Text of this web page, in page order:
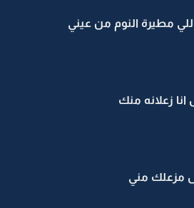
مطيرة النوم من عيني
زعلانه منك
مزعلك مني